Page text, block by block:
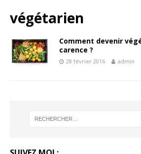
végétarien
Comment devenir
carence ?
28 février 2016 admin